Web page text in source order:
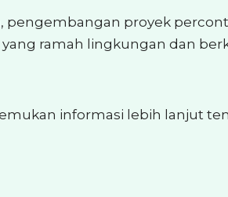
pengembangan proyek
ramah lingkungan dan
informasi lebih lanjut